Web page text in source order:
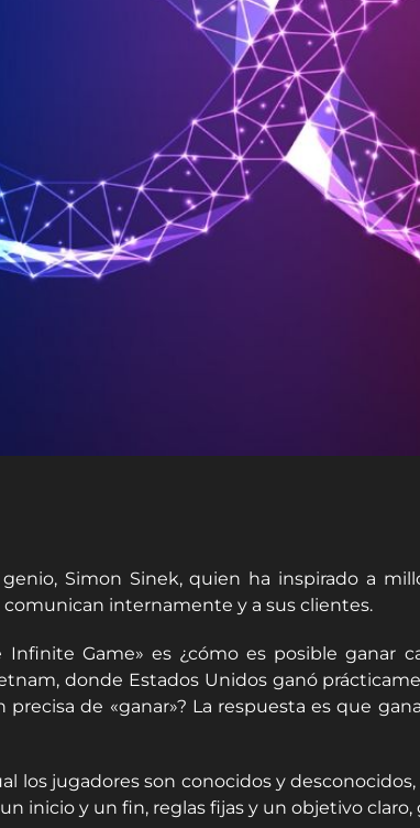
Simon Sinek, quien ha inspirado a
internamente y a sus clientes.
Game» es ¿cómo es posible ganar
donde Estados Unidos ganó
de «ganar»? La respuesta es que
los jugadores son conocidos y
inicio y un fin, reglas fijas y un objetivo